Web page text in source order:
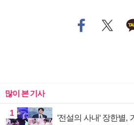
많이 본 기사
1
'전설의 사내' 장한별,